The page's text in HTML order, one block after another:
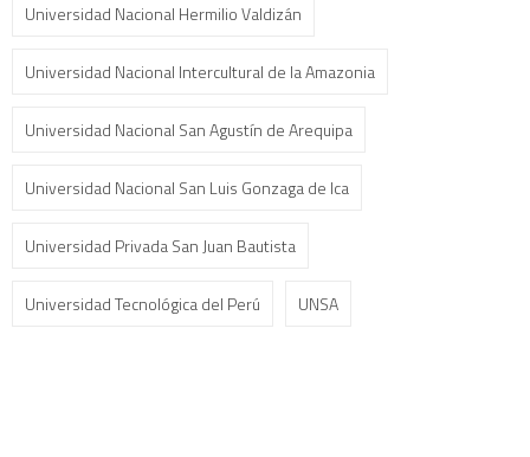
Universidad Nacional Hermilio Valdizán
Universidad Nacional Intercultural de la Amazonia
Universidad Nacional San Agustín de Arequipa
Universidad Nacional San Luis Gonzaga de Ica
Universidad Privada San Juan Bautista
Universidad Tecnológica del Perú UNSA